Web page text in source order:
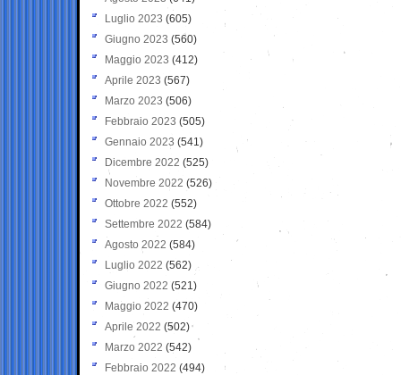
Luglio 2023 (605)
Giugno 2023 (560)
Maggio 2023 (412)
Aprile 2023 (567)
Marzo 2023 (506)
Febbraio 2023 (505)
Gennaio 2023 (541)
Dicembre 2022 (525)
Novembre 2022 (526)
Ottobre 2022 (552)
Settembre 2022 (584)
Agosto 2022 (584)
Luglio 2022 (562)
Giugno 2022 (521)
Maggio 2022 (470)
Aprile 2022 (502)
Marzo 2022 (542)
Febbraio 2022 (494)